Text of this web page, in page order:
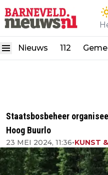
Nieuws 112
Staatsbosbeheer
Hoog Buurlo
23 MEI 2024, 11:36•KUNST